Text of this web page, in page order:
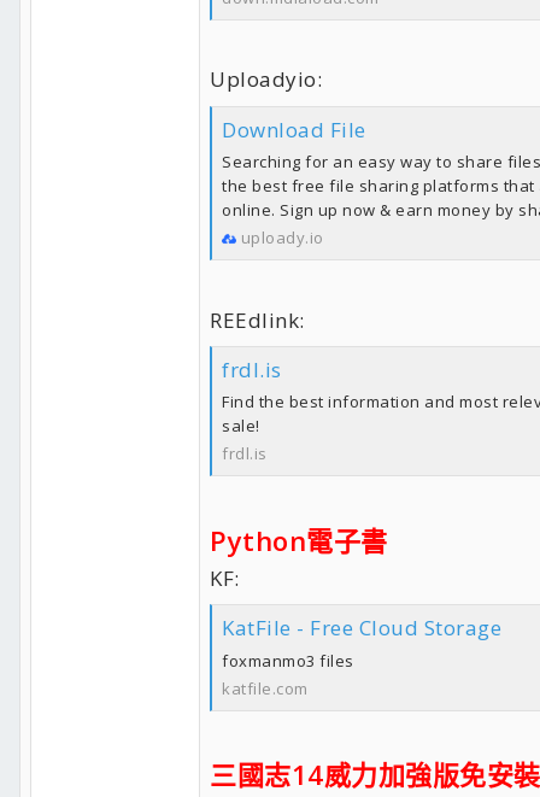
Uploadyio:
Download File
Searching for an easy way to share
the best free file sharing platforms
online. Sign up now & earn money by
uploady.io
REEdlink:
frdl.is
Find the best information and most
sale!
frdl.is
Python電子書
KF:
KatFile - Free Cloud Storage
foxmanmo3 files
katfile.com
三國志14威力加強版免安